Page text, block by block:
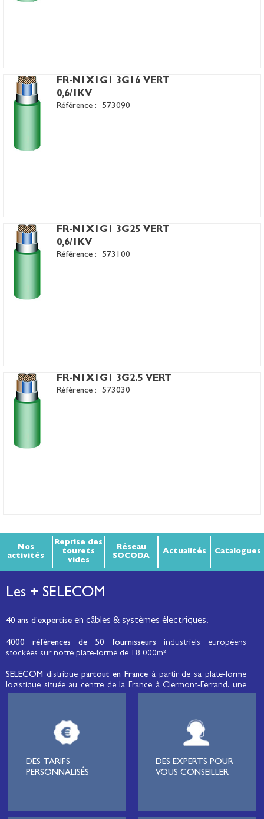
FR-N1X1G1 3G16 VERT
0,6/1KV
Référence : 573090
FR-N1X1G1 3G25 VERT
0,6/1KV
Référence : 573100
FR-N1X1G1 3G2.5 VERT
Référence : 573030
Nos
activités
Reprise des
tourets
vides
Réseau
SOCODA
Actualités Catalogues
Les + SELECOM
40 ans d’expertise en câbles & systèmes électriques.
4000 références de 50 fournisseurs industriels européens
stockées sur notre plate-forme de 18 000m².
SELECOM distribue partout en France à partir de sa plate-forme
logistique située au centre de la France à Clermont-Ferrand, une
, de matériel
d’éclairage public et d'éco-mobilité destinée aux professionnels de
Lignard, monteur de réseaux électriques, installateur électrique,
tableautier, collectivité, municipalité, exploitation agricole,
d’électrification, site industriel, scierie, site logistique, station de
DES TARIFS
PERSONNALISÉS
DES EXPERTS POUR
VOUS CONSEILLER